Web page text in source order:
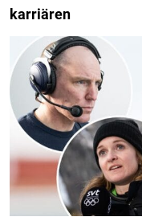
karriären